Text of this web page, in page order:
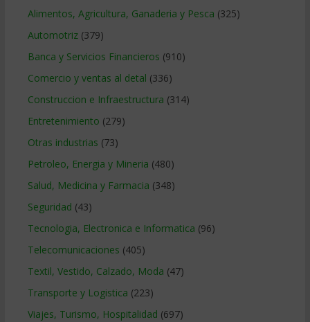
Alimentos, Agricultura, Ganaderia y Pesca (325)
Automotriz(379)
Banca y Servicios Financieros (910)
Comercio y ventas al detal (336)
Construccion e Infraestructura (314)
Entretenimiento (279)
Otras industrias (73)
Petroleo, Energia y Mineria (480)
Salud, Medicina y Farmacia (348)
Seguridad (43)
Tecnologia, Electronica e Informatica (96)
Telecomunicaciones (405)
Textil, Vestido, Calzado, Moda (47)
Transporte y Logistica (223)
Viajes, Turismo, Hospitalidad (697)